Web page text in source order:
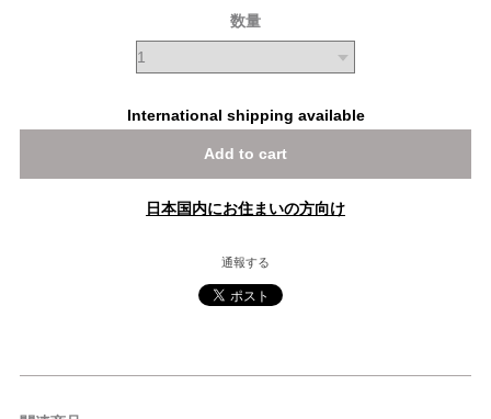
数量
International shipping available
Add to cart
日本国内にお住まいの方向け
通報する